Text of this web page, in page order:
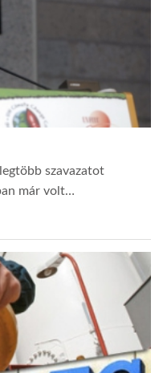
szavazatot
már volt…